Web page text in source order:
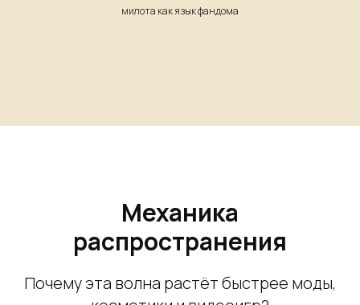
милота как язык фандома
Механика
распространения
Почему эта волна растёт быстрее моды,